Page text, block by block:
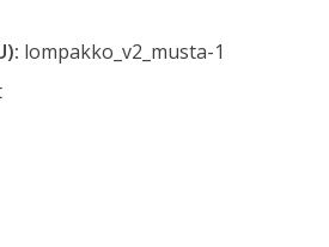
lompakko_v2_musta-1